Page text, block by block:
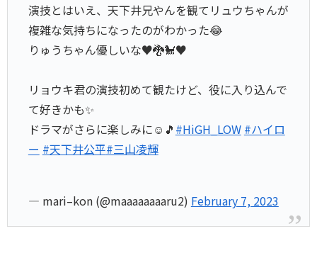
演技とはいえ、天下井兄やんを観てリュウちゃんが
複雑な気持ちになったのがわかった😂
りゅうちゃん優しいな♥️🐉🐩♥️
リョウキ君の演技初めて観たけど、役に入り込んで
て好きかも✨
ドラマがさらに楽しみに☺️🎵 #HiGH_LOW #ハイロ
ー #天下井公平#三山凌輝
— mari–kon (@maaaaaaaaru2) February 7, 2023